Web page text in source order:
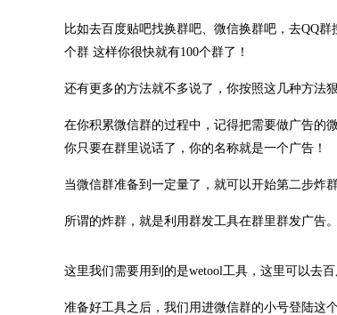
比如去百度贴吧找换群吧、微信换群吧，去QQ
个群 这样你很快就有100个群了！
还有更多的方法就不多说了，你按照这几种方法
在你积累微信群的过程中，记得把需要做广告的
你只要在群里说话了，你的名称就是一个广告！
当微信群准备到一定量了，就可以开始第二步炸群
所谓的炸群，就是利用群发工具在群里群发广告。
这里我们需要用到的是wetool工具，这里可以去
准备好工具之后，我们用进微信群的小号登陆这